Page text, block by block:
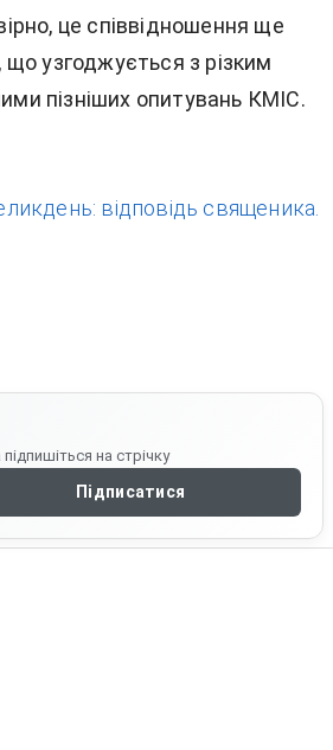
це співвідношення ще
узгоджується з різким
пізніших опитувань КМІС.
відповідь священика.
на стрічку
Підписатися